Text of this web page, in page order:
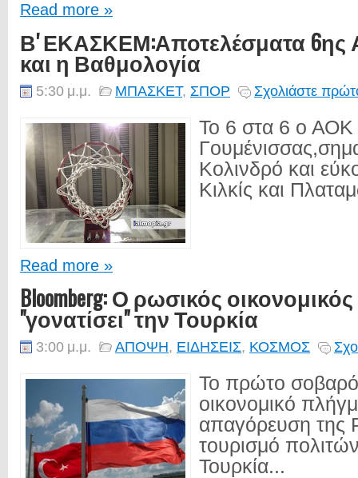
Read more »
Β' ΕΚΑΣΚΕΜ:Αποτελέσματα 6ης
και η Βαθμολογία
5:30 μ.μ. ΜΠΑΣΚΕΤ, ΣΠΟΡ Σχολιάστε
Το 6 στα 6 ο ΑΟΚ
Κολινδρό και
Κιλκίς και
Read more »
Bloomberg: Ο ρωσικός
"γονατίσει" την Τουρκία
3:00 μ.μ. ΑΠΟΨΗ, ΕΙΔΗΣΕΙΣ, ΚΟΣΜΟΣ
Το πρώτο
οικονομικό
απαγόρευση της
τουρισμό
Τουρκία...